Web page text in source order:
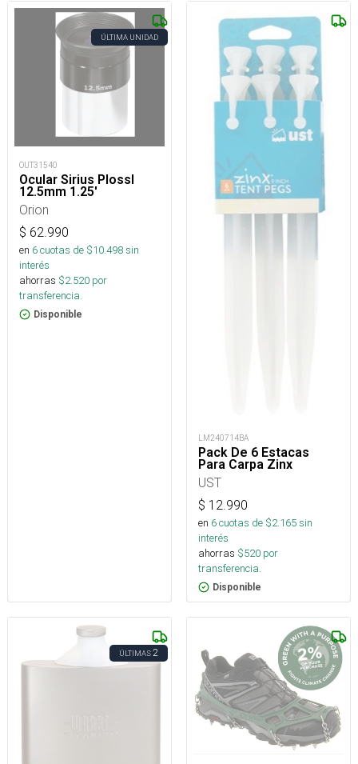
ÚLTIMA UNIDAD
OUT31540
Ocular Sirius Plossl
12.5mm 1.25'
Orion
$ 62.990
en 6cuotas de $10.498sin
interés
ahorras $2.520 por
transferencia.
Disponible
LM240714BA
Pack De 6 Estacas
Para Carpa Zinx
UST
$ 12.990
en 6cuotas de $2.165sin
interés
ahorras $520 por
transferencia.
Disponible
ÚLTIMAS2